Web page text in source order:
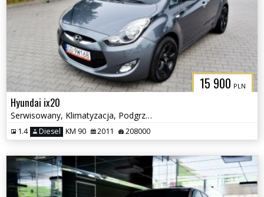
15 900 PLN
Hyundai ix20
Serwisowany, Klimatyzacja, Podgrzewane fotele
1.4 Diesel KM 90 2011 208000